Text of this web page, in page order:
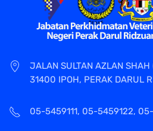
JALAN SULTAN AZLAN SHAH
31400 IPOH, PERAK DARUL
05-5459111, 05-5459122,